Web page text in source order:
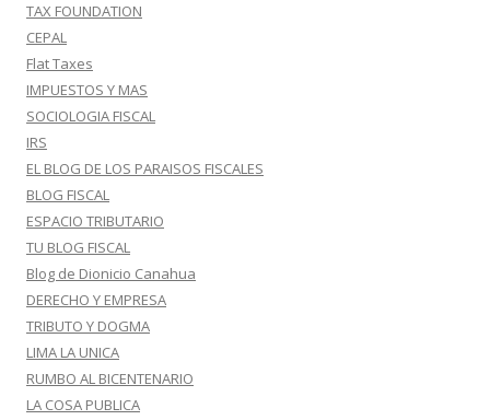
TAX FOUNDATION
CEPAL
Flat Taxes
IMPUESTOS Y MAS
SOCIOLOGIA FISCAL
IRS
EL BLOG DE LOS PARAISOS FISCALES
BLOG FISCAL
ESPACIO TRIBUTARIO
TU BLOG FISCAL
Blog de Dionicio Canahua
DERECHO Y EMPRESA
TRIBUTO Y DOGMA
LIMA LA UNICA
RUMBO AL BICENTENARIO
LA COSA PUBLICA